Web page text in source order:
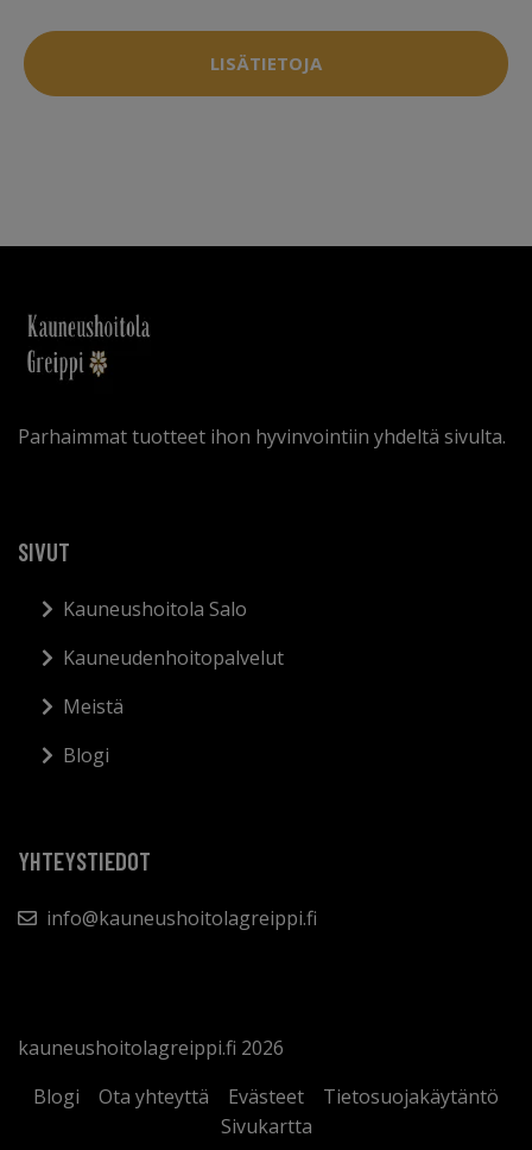
LISÄTIETOJA
Parhaimmat tuotteet ihon hyvinvointiin yhdeltä sivulta.
SIVUT
Kauneushoitola Salo
Kauneudenhoitopalvelut
Meistä
Blogi
YHTEYSTIEDOT
info@kauneushoitolagreippi.fi
kauneushoitolagreippi.fi 2026
Blogi
Ota yhteyttä Evästeet
Tietosuojakäytäntö
Sivukartta